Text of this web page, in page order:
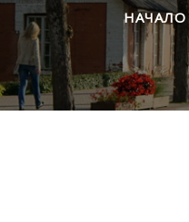
НАЧАЛО